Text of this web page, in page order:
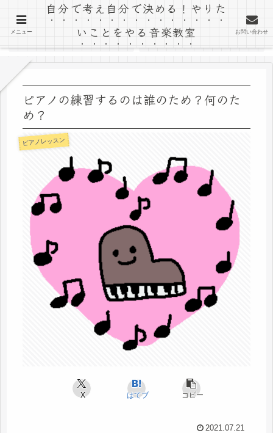
「音楽室ゆう」のブログ
教室ホームページ
ピアノの練習するのは誰のため？何のた
め？
ピアノレッスン
X はてブ コピー
2021.07.21
メニュー
自分で考え自分で決める！やりた
いことをやる音楽教室
お問い合わせ